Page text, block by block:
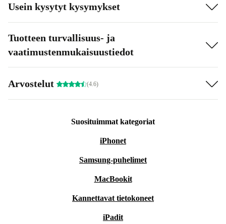
Usein kysytyt kysymykset
Tuotteen turvallisuus- ja
vaatimustenmukaisuustiedot
Arvostelut (4.6)
Suosituimmat kategoriat
iPhonet
Samsung-puhelimet
MacBookit
Kannettavat tietokoneet
iPadit